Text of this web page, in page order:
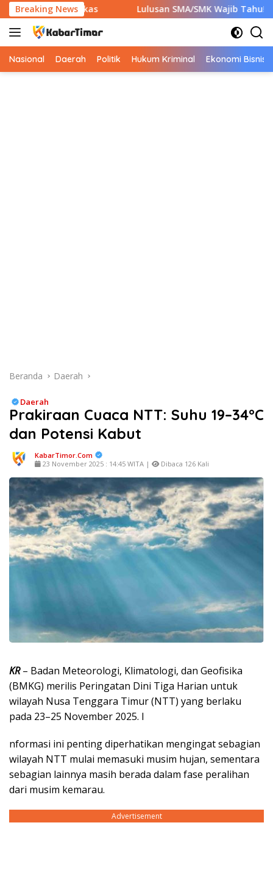
Langsung
ke
konten
Breaking News
7 Berkas Lulusan SMA/SMK Wajib Tahu! Ini 9
Nasional Daerah Politik Hukum Kriminal Ekonomi Bisnis
Beranda Daerah
Daerah
Prakiraan Cuaca NTT: Suhu 19–34°C
dan Potensi Kabut
KabarTimor.com
23 November 2025 : 14:45 WITA |
Dibaca 126 Kali
KR– Badan Meteorologi, Klimatologi, dan Geofisika
(BMKG) merilis Peringatan Dini Tiga Harian untuk
wilayah Nusa Tenggara Timur (NTT) yang berlaku
pada 23–25 November 2025. I
nformasi ini penting diperhatikan mengingat sebagian
wilayah NTT mulai memasuki musim hujan, sementara
sebagian lainnya masih berada dalam fase peralihan
dari musim kemarau.
Advertisement